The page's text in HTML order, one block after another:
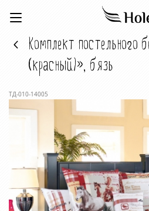
Комплект постельного
(красный)», бязь
ТД-010-14005